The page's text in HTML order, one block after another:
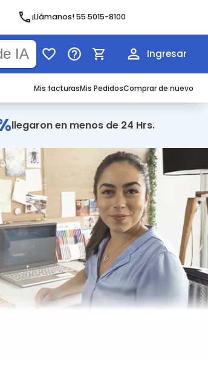
¡Llámanos! 55 5015-8100
Ingresar
Mis facturasMis PedidosComprar de nuevo
llegaron en menos de 24 Hrs.